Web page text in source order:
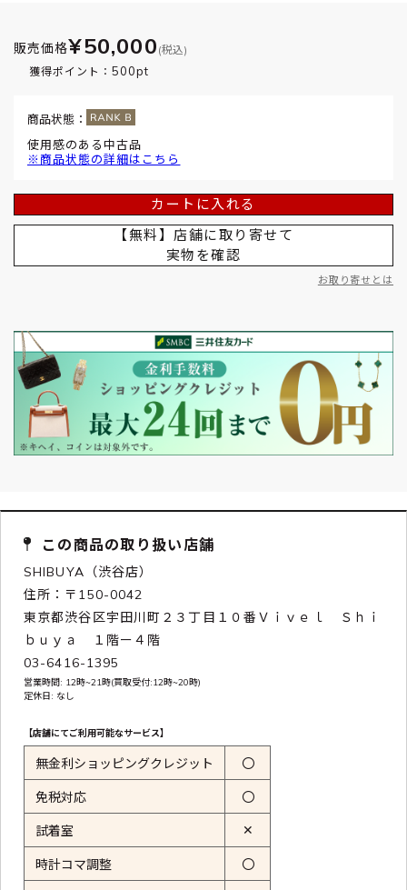
販売価格¥50,000 (税込)
獲得ポイント： 500pt
商品状態：
使用感のある中古品
※商品状態の詳細はこちら
カートに入れる
【無料】店舗に取り寄せて
実物を確認
お取り寄せとは
この商品の取り扱い店舗
SHIBUYA（渋谷店）
住所：〒150-0042
東京都渋谷区宇田川町２３丁目１０番Ｖｉｖｅｌ Ｓｈｉ
ｂｕｙａ １階ー４階
03-6416-1395
営業時間: 12時~21時(買取受付:12時~20時)
定休日: なし
【店舗にてご利用可能なサービス】
無金利ショッピングクレジット 〇
免税対応 〇
試着室 ✕
時計コマ調整 〇